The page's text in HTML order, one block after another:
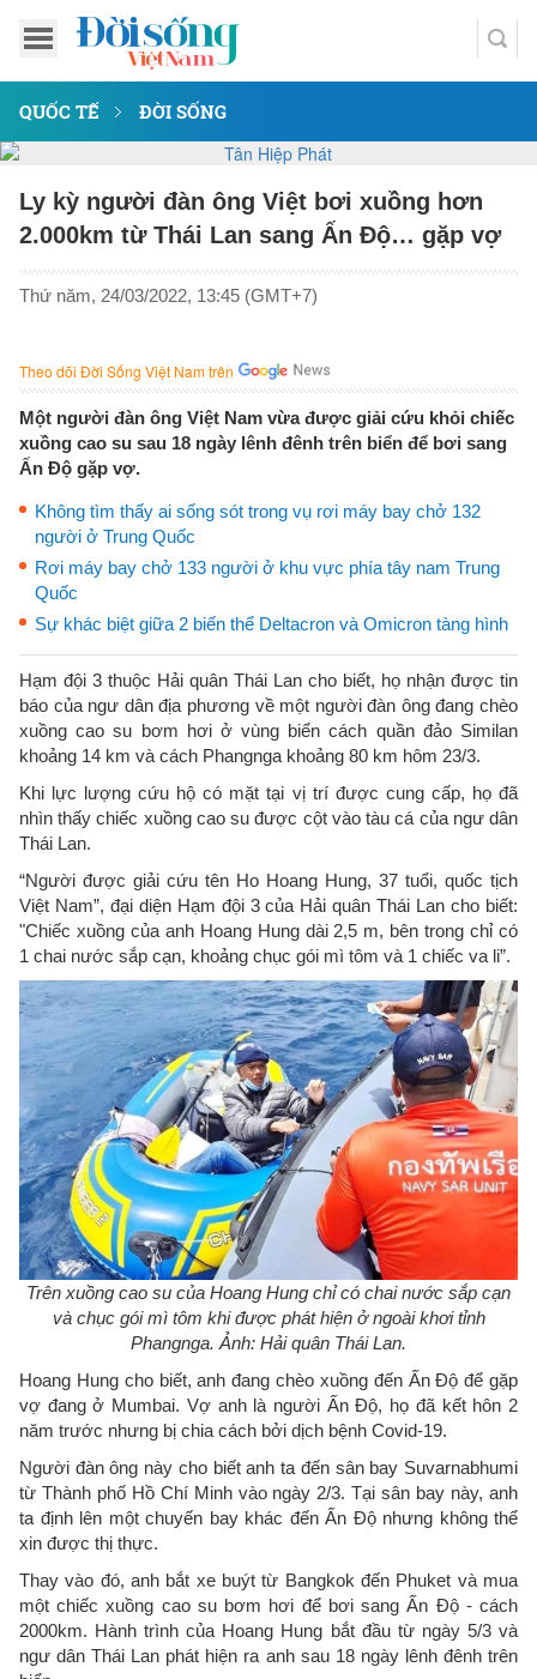
QUỐC TẾ ĐỜI SỐNG
Ly kỳ người đàn ông Việt bơi xuồng hơn
2.000km từ Thái Lan sang Ấn Độ… gặp vợ
Thứ năm, 24/03/2022, 13:45 (GMT+7)
Theo dõi Đời Sống Việt Nam trên
Một người đàn ông Việt Nam vừa được giải cứu khỏi chiếc
xuồng cao su sau 18 ngày lênh đênh trên biển để bơi sang
Ấn Độ gặp vợ.
Không tìm thấy ai sống sót trong vụ rơi máy bay chở 132
người ở Trung Quốc
Rơi máy bay chở 133 người ở khu vực phía tây nam Trung
Quốc
Sự khác biệt giữa 2 biến thể Deltacron và Omicron tàng hình
Hạm đội 3 thuộc Hải quân Thái Lan cho biết, họ nhận được tin
báo của ngư dân địa phương về một người đàn ông đang chèo
xuồng cao su bơm hơi ở vùng biển cách quần đảo Similan
khoảng 14 km và cách Phangnga khoảng 80 km hôm 23/3.
Khi lực lượng cứu hộ có mặt tại vị trí được cung cấp, họ đã
nhìn thấy chiếc xuồng cao su được cột vào tàu cá của ngư dân
Thái Lan.
“Người được giải cứu tên Ho Hoang Hung, 37 tuổi, quốc tịch
Việt Nam”, đại diện Hạm đội 3 của Hải quân Thái Lan cho biết:
"Chiếc xuồng của anh Hoang Hung dài 2,5 m, bên trong chỉ có
1 chai nước sắp cạn, khoảng chục gói mì tôm và 1 chiếc va li”.
Trên xuồng cao su của Hoang Hung chỉ có chai nước sắp cạn
và chục gói mì tôm khi được phát hiện ở ngoài khơi tỉnh
Phangnga. Ảnh: Hải quân Thái Lan.
Hoang Hung cho biết, anh đang chèo xuồng đến Ấn Độ để gặp
vợ đang ở Mumbai. Vợ anh là người Ấn Độ, họ đã kết hôn 2
năm trước nhưng bị chia cách bởi dịch bệnh Covid-19.
Người đàn ông này cho biết anh ta đến sân bay Suvarnabhumi
từ Thành phố Hồ Chí Minh vào ngày 2/3. Tại sân bay này, anh
ta định lên một chuyến bay khác đến Ấn Độ nhưng không thể
xin được thị thực.
Thay vào đó, anh bắt xe buýt từ Bangkok đến Phuket và mua
một chiếc xuồng cao su bơm hơi để bơi sang Ấn Độ - cách
2000km. Hành trình của Hoang Hung bắt đầu từ ngày 5/3 và
ngư dân Thái Lan phát hiện ra anh sau 18 ngày lênh đênh trên